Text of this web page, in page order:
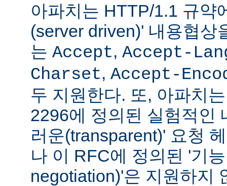
아파치는 HTTP/1.1 규약
(server driven)' 내용협상
는 Accept, Accept-
Charset, Accept-
두 지원한다. 또, 아파치
2296에 정의된 실험적인
러운(transparent)' 요청
나 이 RFC에 정의된 '기
negotiation)'은 지원하지